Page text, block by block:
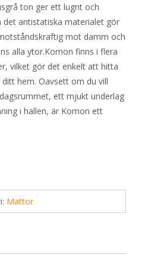
ton ger ett lugnt och
antistatiska materialet gör
mot damm och
alla ytor.Komon finns i flera
vilket gör det enkelt att hitta
hem. Oavsett om du vill
ett mjukt underlag
i hallen, är Komon ett
Mattor